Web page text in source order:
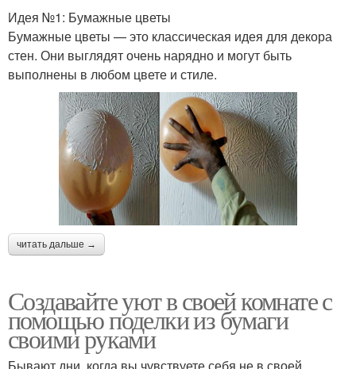
Идея №1: Бумажные цветы
Бумажные цветы — это классическая идея для декора
стен. Они выглядят очень нарядно и могут быть
выполнены в любом цвете и стиле.
читать дальше →
Создавайте уют в своей комнате с
помощью поделки из бумаги
своими руками